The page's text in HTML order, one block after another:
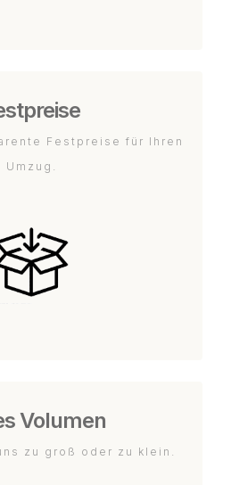
Festpreise für Ihren
Umzug.
Volumen
zu groß oder zu klein.